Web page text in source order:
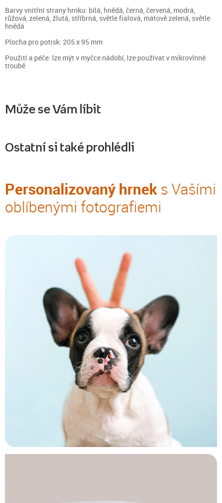
Barvy vnitřní strany hrnku: bílá, hnědá, černá, červená, modrá,
růžová, zelená, žlutá, stříbrná, světle fialová, mátově zelená, světle
hnědá
Plocha pro potisk: 205 x 95 mm
Použití a péče: lze mýt v myčce nádobí, lze používat v mikrovlnné
troubě
Může se Vám líbit
Ostatní si také prohlédli
Personalizovaný hrneks Vašími
oblíbenými fotografiemi